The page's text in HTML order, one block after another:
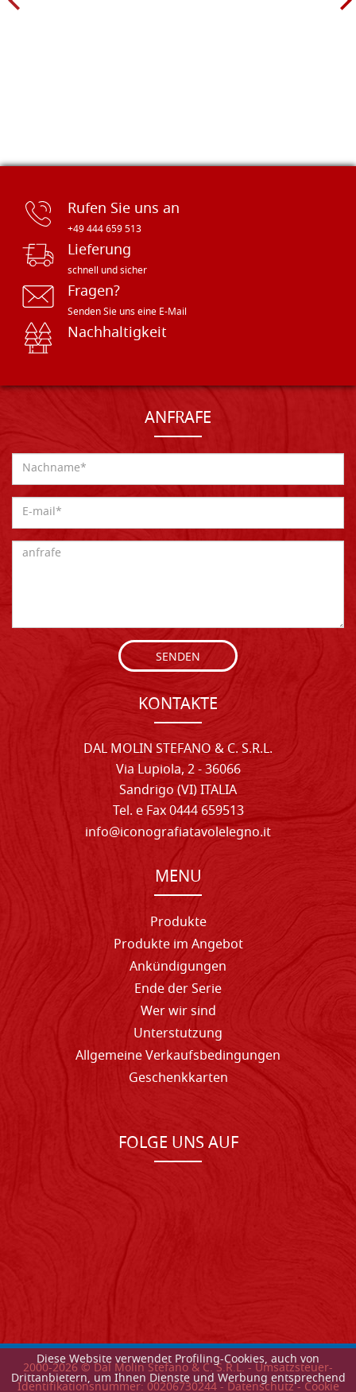
Diese Website verwendet Profiling-Cookies, auch von
Drittanbietern, um Ihnen Dienste und Werbung entsprechend
Rufen Sie uns an
+49 444 659 513
Lieferung
schnell und sicher
Fragen?
Senden Sie uns eine E-Mail
Nachhaltigkeit
ANFRAFE
SENDEN
KONTAKTE
DAL MOLIN STEFANO & C. S.R.L.
Via Lupiola, 2 - 36066
Sandrigo (VI) ITALIA
Tel. e Fax 0444 659513
info@iconografiatavolelegno.it
MENU
Produkte
Produkte im Angebot
Ankündigungen
Ende der Serie
Wer wir sind
Unterstutzung
Allgemeine Verkaufsbedingungen
Geschenkkarten
FOLGE UNS AUF
2000-2026© Dal Molin Stefano & C. S.R.L. - Umsatzsteuer-
Identifikationsnummer: 00206730244 -Datenschutz-Cookie